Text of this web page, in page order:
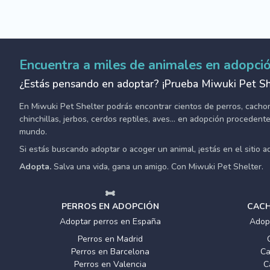
Encuentra a miles de animales en
¿Estás pensando en adoptar? ¡Prueba Miwuki Pet
En Miwuki Pet Shelter podrás encontrar cientos de perros,
chinchillas, jerbos, cerdos reptiles, aves... en adopción
mundo.
Si estás buscando adoptar o acoger un animal, ¡estás en el sitio
Adopta. Salva una vida, gana un amigo. Con Miwuki Pet Shelter.
PERROS EN ADOPCIÓN
Adoptar perros en España
Perros en Madrid
Perros en Barcelona
Perros en Valencia